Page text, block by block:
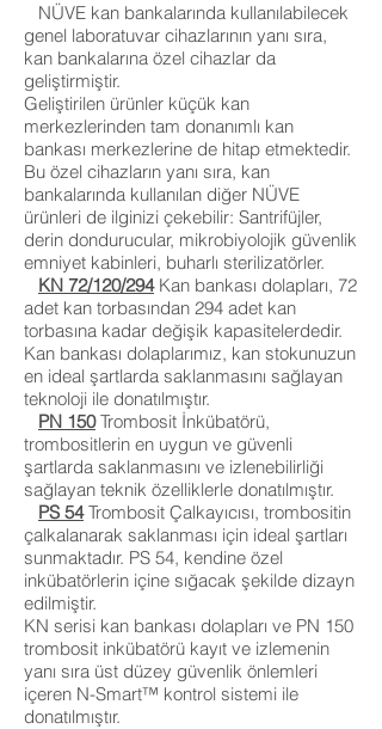
NÜVE kan bankalarında kullanılabilecek
genel laboratuvar cihazlarının yanı sıra,
kan bankalarına özel cihazlar da
geliştirmiştir.
Geliştirilen ürünler küçük kan
merkezlerinden tam donanımlı kan
bankası merkezlerine de hitap etmektedir.
Bu özel cihazların yanı sıra, kan
bankalarında kullanılan diğer NÜVE
ürünleri de ilginizi çekebilir: Santrifüjler,
derin dondurucular, mikrobiyolojik güvenlik
emniyet kabinleri, buharlı sterilizatörler.
KN 72/120/294Kan bankası dolapları, 72
adet kan torbasından 294 adet kan
torbasına kadar değişik kapasitelerdedir.
Kan bankası dolaplarımız, kan stokunuzun
en ideal şartlarda saklanmasını sağlayan
teknoloji ile donatılmıştır.
PN 150Trombosit İnkübatörü,
trombositlerin en uygun ve güvenli
şartlarda saklanmasını ve izlenebilirliği
sağlayan teknik özelliklerle donatılmıştır.
PS 54Trombosit Çalkayıcısı, trombositin
çalkalanarak saklanması için ideal şartları
sunmaktadır. PS 54, kendine özel
inkübatörlerin içine sığacak şekilde dizayn
edilmiştir.
KN serisi kan bankası dolapları ve PN 150
trombosit inkübatörü kayıt ve izlemenin
yanı sıra üst düzey güvenlik önlemleri
içeren N-Smart™ kontrol sistemi ile
donatılmıştır.